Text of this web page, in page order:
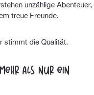
unzählige Abenteuer,
treue Freunde.
stimmt die Qualität.
Mehr als nur ein